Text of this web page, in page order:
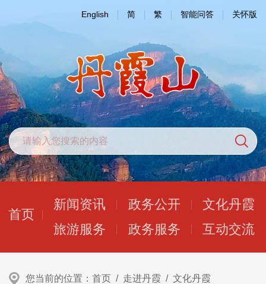
English 简 繁 智能问答 关怀版
首页
新闻资讯 政务公开
文化丹霞
旅游服务
政务服务 互动交流
您当前的位置： 首页 / 走进丹霞 / 文化丹霞